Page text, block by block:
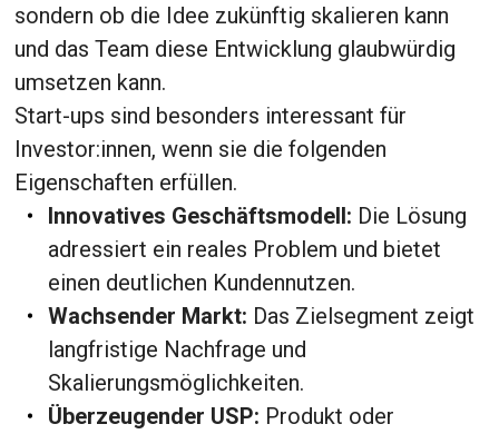
sondern ob die Idee zukünftig skalieren kann
und das Team diese Entwicklung glaubwürdig
umsetzen kann.
Start-ups sind besonders interessant für
Investor:innen, wenn sie die folgenden
Eigenschaften erfüllen.
Innovatives Geschäftsmodell: Die Lösung
adressiert ein reales Problem und bietet
einen deutlichen Kundennutzen.
Wachsender Markt: Das Zielsegment zeigt
langfristige Nachfrage und
Skalierungsmöglichkeiten.
Überzeugender USP: Produkt oder